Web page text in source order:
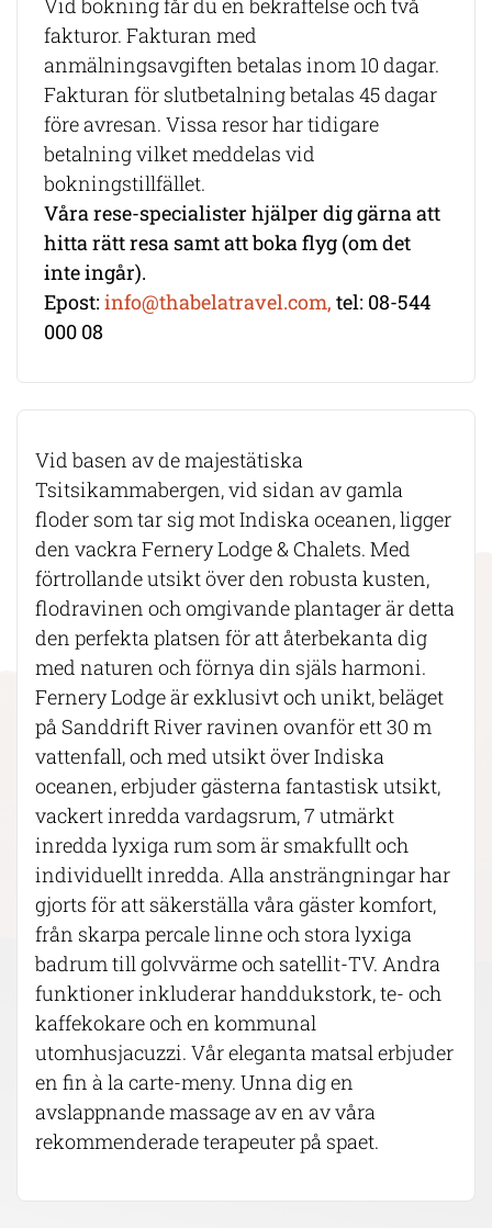
fakturor. Fakturan med
anmälningsavgiften betalas inom 10 dagar.
Fakturan för slutbetalning betalas 45 dagar
före avresan. Vissa resor har tidigare
betalning vilket meddelas vid
bokningstillfället.
Våra rese-specialister hjälper dig gärna att
hitta rätt resa samt att boka flyg (om det
inte ingår).
Epost: info@thabelatravel.com, tel: 08-544
000 08
Vid basen av de majestätiska
Tsitsikammabergen, vid sidan av gamla
floder som tar sig mot Indiska oceanen, ligger
den vackra Fernery Lodge & Chalets. Med
förtrollande utsikt över den robusta kusten,
flodravinen och omgivande plantager är detta
den perfekta platsen för att återbekanta dig
med naturen och förnya din själs harmoni.
Fernery Lodge är exklusivt och unikt, beläget
på Sanddrift River ravinen ovanför ett 30 m
vattenfall, och med utsikt över Indiska
oceanen, erbjuder gästerna fantastisk utsikt,
vackert inredda vardagsrum, 7 utmärkt
inredda lyxiga rum som är smakfullt och
individuellt inredda. Alla ansträngningar har
gjorts för att säkerställa våra gäster komfort,
från skarpa percale linne och stora lyxiga
badrum till golvvärme och satellit-TV. Andra
funktioner inkluderar handdukstork, te- och
kaffekokare och en kommunal
utomhusjacuzzi. Vår eleganta matsal erbjuder
en fin à la carte-meny. Unna dig en
avslappnande massage av en av våra
rekommenderade terapeuter på spaet.